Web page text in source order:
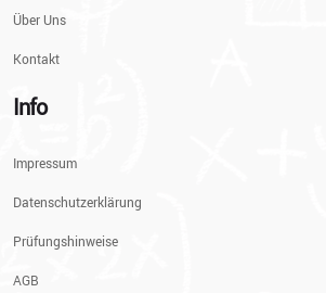
Über Uns
Kontakt
Info
Impressum
Datenschutzerklärung
Prüfungshinweise
AGB